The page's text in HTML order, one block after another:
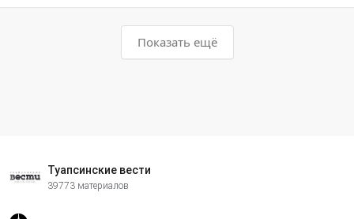
Показать ещё
Туапсинские вести
39773 материалов